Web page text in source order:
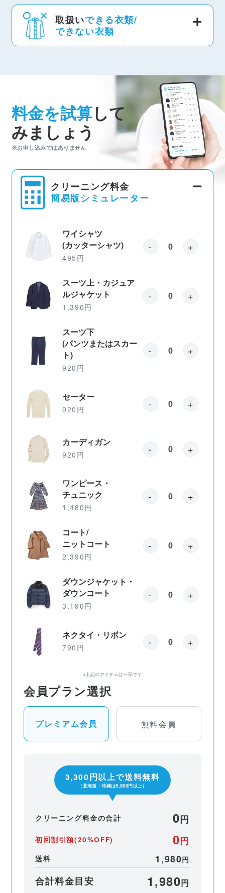
取扱いできる衣類/
できない衣類
料金を試算して
みましょう
※お申し込みではありません
クリーニング料金
簡易版シミュレーター
ワイシャツ
(カッターシャツ)
495円
- +
スーツ上・カジュア
ルジャケット
1,390円
- +
スーツ下
(パンツまたはスカー
ト)
920円
- +
セーター
920円 - +
カーディガン
920円 - +
ワンピース・
チュニック
1,480円
- +
コート/
ニットコート
2,390円
- +
ダウンジャケット・
ダウンコート
3,190円
- +
ネクタイ・リボン
790円 - +
※上記のアイテムは一部です
会員プラン選択
プレミアム会員 無料会員
3,300円以上で送料無料
（北海道・沖縄は5,500円以上）
クリーニング料金の合計 0円
初回割引額(20%OFF) 0円
送料 1,980円
合計料金目安 1,980円